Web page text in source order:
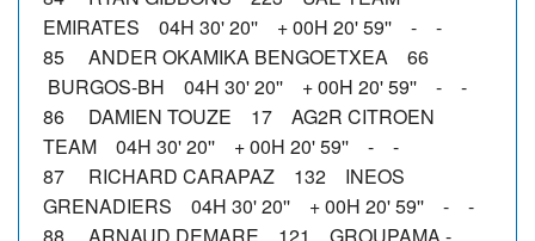
EMIRATES 04H 30' 20'' + 00H 20' 59'' - -
85 ANDER OKAMIKA BENGOETXEA 66
BURGOS-BH 04H 30' 20'' + 00H 20' 59'' - -
86 DAMIEN TOUZE 17 AG2R CITROEN
TEAM 04H 30' 20'' + 00H 20' 59'' - -
87 RICHARD CARAPAZ 132 INEOS
GRENADIERS 04H 30' 20'' + 00H 20' 59'' - -
88 ARNAUD DEMARE 121 GROUPAMA -